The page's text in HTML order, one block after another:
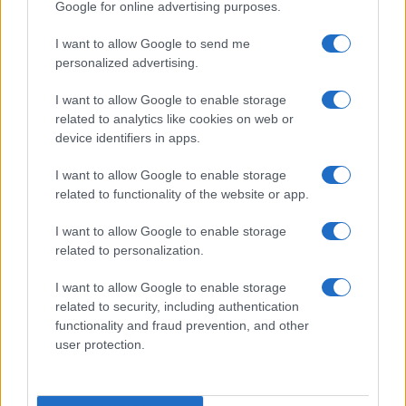
Google for online advertising purposes.
I want to allow Google to send me
personalized advertising.
I want to allow Google to enable storage
related to analytics like cookies on web or
device identifiers in apps.
I want to allow Google to enable storage
related to functionality of the website or app.
I want to allow Google to enable storage
related to personalization.
I want to allow Google to enable storage
related to security, including authentication
functionality and fraud prevention, and other
user protection.
Cosa resta di questa nazione?
21 Luglio 2022, 10:54